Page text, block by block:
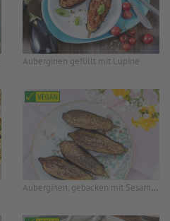
Auberginen gefüllt mit Lupine
Auberginen, gebacken mit Sesam-Creme